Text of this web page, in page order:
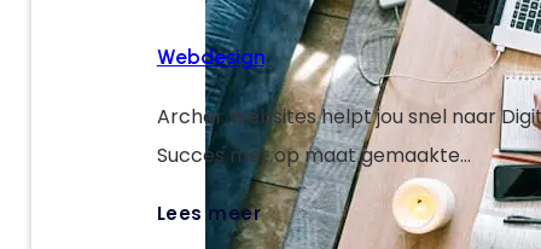
Webdesign
Archer Websites helpt jou snel naar
Succes met op maat gemaakte
weboplossingen die jouw doelen
je online laten groeien.
Lees meer